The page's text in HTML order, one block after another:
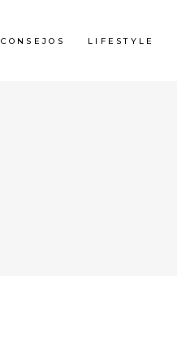
CONSEJOS LIFESTYLE